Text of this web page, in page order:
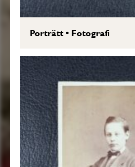
Porträtt• Fotografi